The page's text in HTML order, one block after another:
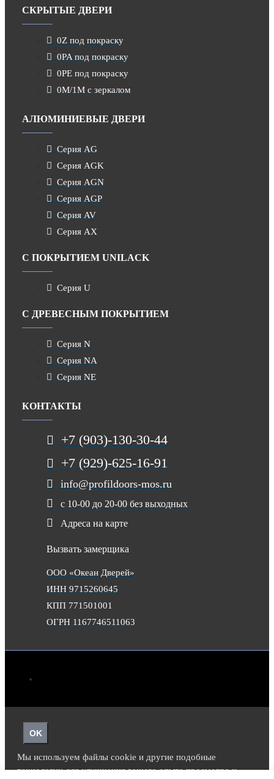
СКРЫТЫЕ ДВЕРИ
0Z под покраску
0PA под покраску
0PE под покраску
0M/1M с зеркалом
АЛЮМИНИЕВЫЕ ДВЕРИ
Серия AG
Серия AGK
Серия AGN
Серия AGP
Серия AV
Серия AX
С ПОКРЫТИЕМ UNILACK
Серия U
С ДРЕВЕСНЫМ ПОКРЫТИЕМ
Серия N
Серия NA
Серия NE
КОНТАКТЫ
+7 (903)-130-30-44
+7 (929)-625-16-91
info@profildoors-mos.ru
с 10-00 до 20-00 без выходных
Адреса на карте
Вызвать замерщика
ООО «Океан Дверей»
ИНН 9715260645
КПП 771501001
ОГРН 1167746511063
OK
Мы используем файлы cookie и другие подобные
технологии для улучшения вашего опыта просмотра и